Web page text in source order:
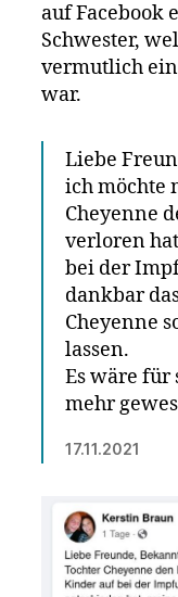
auf Facebook
Schwester,
vermutlich
war.
Liebe
ich möchte
Cheyenne
verloren
bei der
dankbar
Cheyenne
lassen.
Es wäre für
mehr
17.11.2021